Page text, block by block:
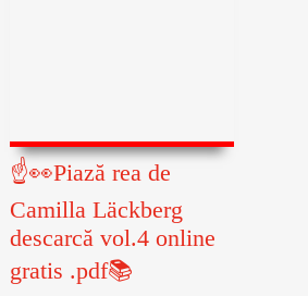
☝👀Piază rea de
Camilla Läckberg
descarcă vol.4 online
gratis .pdf📚